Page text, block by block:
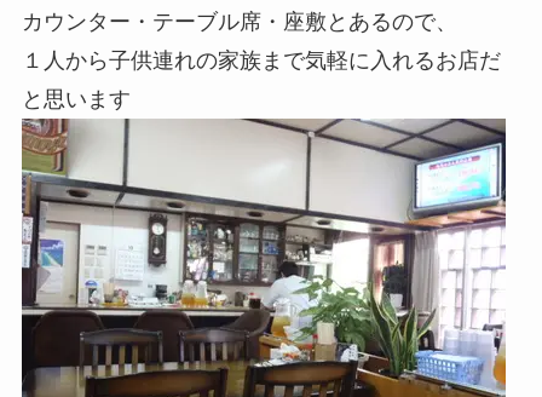
カウンター・テーブル席・座敷とあるので、
１人から子供連れの家族まで気軽に入れるお店だ
と思います